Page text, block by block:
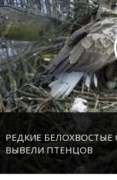
РЕДКИЕ БЕЛОХВОСТЫЕ
ВЫВЕЛИ ПТЕНЦОВ